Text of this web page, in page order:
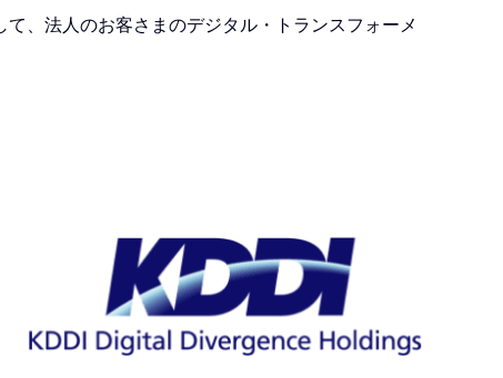
、法人のお客さまのデジタル・トランスフォーメ